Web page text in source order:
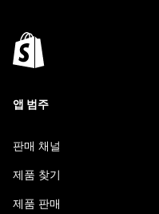
앱 범주
판매 채널
제품 찾기
제품 판매